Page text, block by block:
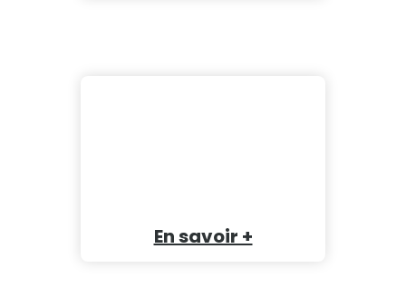
En savoir +